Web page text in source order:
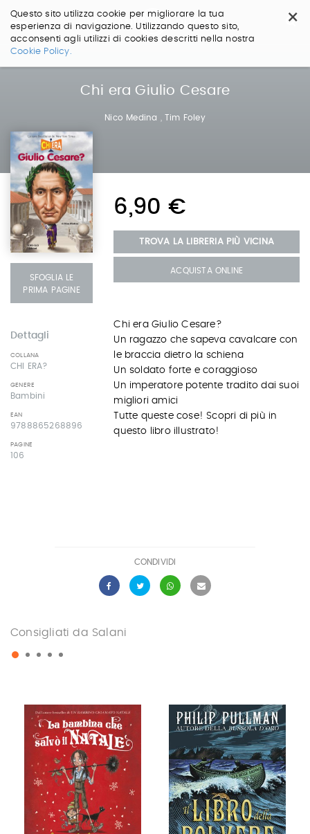
×
Questo sito utilizza cookie per migliorare la tua
esperienza di navigazione. Utilizzando questo sito,
acconsenti agli utilizzi di cookies descritti nella nostra
Cookie Policy.
Salta
Chi era Giulio Cesare
Nico Medina Tim Foley
SFOGLIA LE
PRIMA PAGINE
Dettagli
COLLANA
CHI ERA?
GENERE
Bambini
EAN
9788865268896
PAGINE
106
6,90 €
TROVA LA LIBRERIA PIÙ VICINA
ACQUISTA ONLINE
Chi era Giulio Cesare?
Un ragazzo che sapeva cavalcare con
le braccia dietro la schiena
Un soldato forte e coraggioso
Un imperatore potente tradito dai suoi
migliori amici
Tutte queste cose! Scopri di più in
questo libro illustrato!
CONDIVIDI
Consigliati da Salani